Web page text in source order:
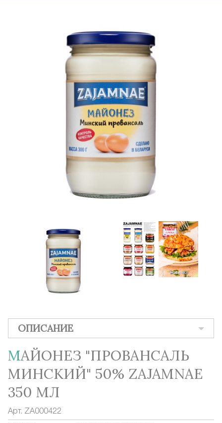
ОПИСАНИЕ
МАЙОНЕЗ "ПРОВАНСАЛЬ
МИНСКИЙ" 50% ZAJAMNAE
350 МЛ
Арт. ZA000422